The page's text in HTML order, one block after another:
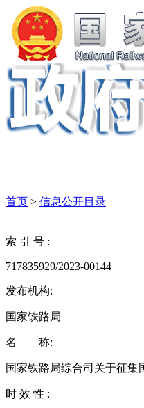
首页 > 信息公开目录
索 引 号 :
717835929/2023-00144
发布机构:
国家铁路局
名 称:
国家铁路局综合司关于征集
时 效 性 :